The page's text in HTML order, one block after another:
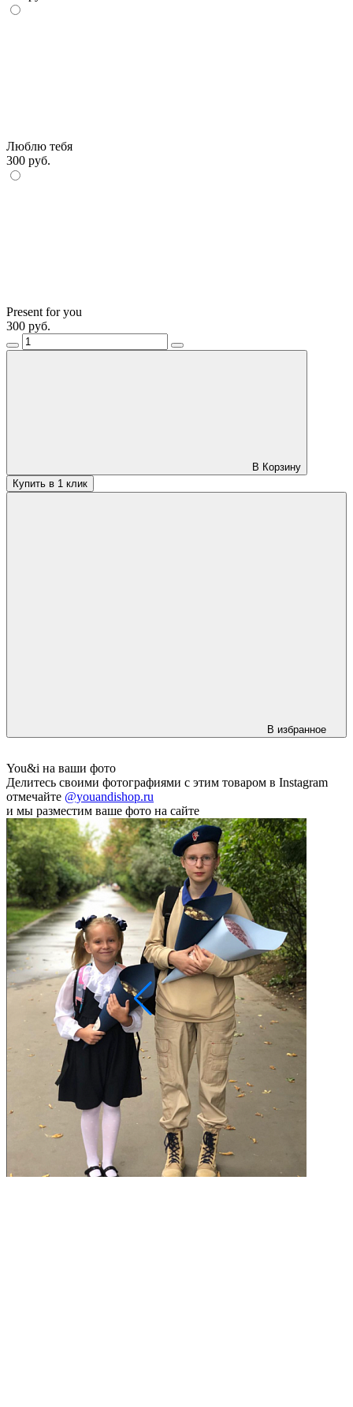
Люблю тебя
300 руб.
Present for you
300 руб.
В Корзину
Купить в 1 клик
В избранное
You&i на ваши фото
Делитесь своими фотографиями с этим товаром в Instagram
отмечайте @youandishop.ru
и мы разместим ваше фото на сайте